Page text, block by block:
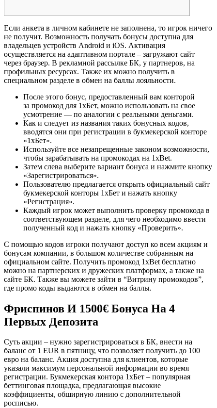
Если анкета в личном кабинете не заполнена, то игрок ничего
не получит. Возможность получать бонусы доступна для
владельцев устройств Android и iOS. Активация
осуществляется на адаптивном портале – загружают сайт
через браузер. В рекламной рассылке БК, у партнеров, на
профильных ресурсах. Также их можно получить в
специальном разделе в обмен на баллы лояльности.
После этого бонус, предоставленный вам конторой
за промокод для 1хБет, можно использовать на свое
усмотрение — по аналогии с реальными деньгами.
Как и следует из названия таких бонусных кодов,
вводятся они при регистрации в букмекерской конторе
«1хБет».
Используйте все незапрещенные законом возможности,
чтобы зарабатывать на промокодах на 1xBet.
Затем слева выберите вариант бонуса и нажмите кнопку
«Зарегистрироваться».
Пользователю предлагается открыть официальный сайт
букмекерской конторы 1хБет и нажать кнопку
«Регистрация».
Каждый игрок может выполнить проверку промокода в
соответствующем разделе, для чего необходимо ввести
полученный код и нажать кнопку «Проверить».
С помощью кодов игроки получают доступ ко всем акциям и
бонусам компании, в большом количестве собранным на
официальном сайте. Получить промокод 1xBet бесплатно
можно на партнерских и дружеских платформах, а также на
сайте БК. Также вы можете зайти в “Витрину промокодов”,
где промо коды выдаются в обмен на баллы.
Фриспинов И 1500€ Бонуса На 4
Первых Депозита
Суть акции – нужно зарегистрироваться в БК, внести на
баланс от 1 EUR в пятницу, что позволяет получить до 100
евро на баланс. Акция доступна для клиентов, которые
указали максимум персональной информации во время
регистрации. Букмекерская контора 1хБет – популярная
беттинговая площадка, предлагающая высокие
коэффициенты, обширную линию с дополнительной
росписью.